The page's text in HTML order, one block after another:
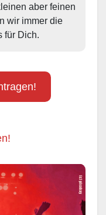
aber feinen
wir immer die
für Dich.